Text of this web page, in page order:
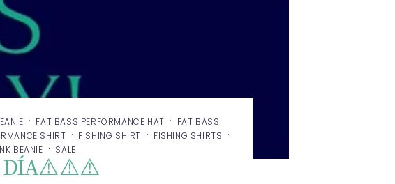
· FAT BASS PERFORMANCE HAT · FAT BASS
SHIRT · FISHING SHIRT · FISHING SHIRTS ·
BEANIE · SALE
DÍA⚠️⚠️⚠️